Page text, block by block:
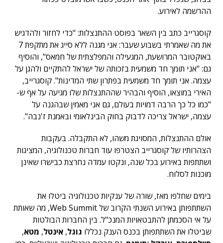
ההרשמה לאירוע.
קוסגרייב כתב בין השאר בפוסט ההתנצלות: "כדי לחזור ולהדגיש
את מה שאמרתי בשבוע שעבר: אני מגנה ללא סייג את מתקפת 7
באוקטובר המרושעת, המגעילה והמפלצתית של חמאס", והוסיף
גם: "אני תומך חד משמעית בזכותה של ישראל להתקיים ולהגן על
עצמה. אני תומך חד משמעית בפתרון שתי המדינות". קוסגרייב,
האירי במוצאו, הוסיף והבהיר שההתנצלות שלו מגיעה על אף ש-
"כמו כל כך הרבה דמויות בעולם, גם אני מאמין שבהגנה על
עצמה, ישראל צריכה לדבוק בחוק הבינלאומי ובאמנת ז'נבה".
אולם ההתנצלות, המסויגת משהו, לא התקבלה. בעקבות
הצהרותיו של קוסגרייב הצטרפו עוד חברות טכנולוגיה, המציגות
ושתתפות באירוע בכל שנה, ונקטו עמדה נחרצת כבישרו שאינן
מוכנות לסלוח.
בימים שחלפו מאז, שורה של ענקיות טכנולוגיה ביטלו את
השתתפותן באירוע השנתי הקרוב של Web Summit, מה שאותת
על אי הסכמתן להתבטאויות המנכ"ל. בין החברות הבולטות
שביטלו את השתתפותן בכנס הענק נכללו גוגל, אינטל, מטא,